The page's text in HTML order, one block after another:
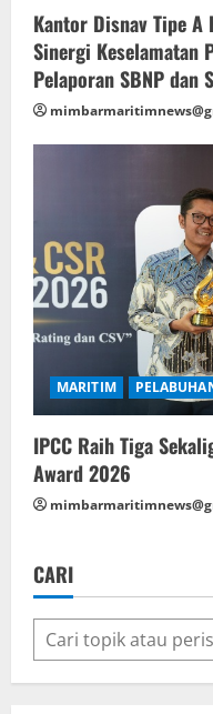
Kantor Disnav Tipe
Sinergi Keselamatan
Pelaporan SBNP dan
MARITIM
IPCC Raih Tiga
Award 2026
CARI